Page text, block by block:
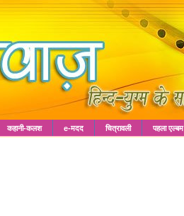
कहानी-कलश e-मदद चित्रावली पहला एल्बम